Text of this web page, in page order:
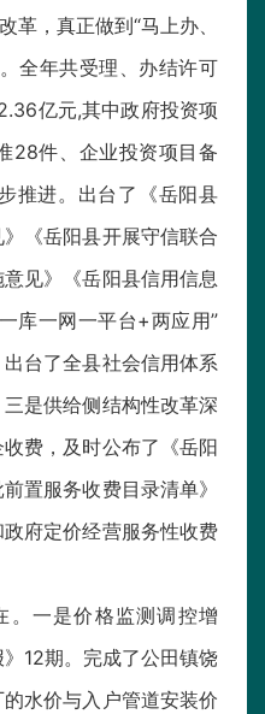
革，真正做到“马上办、
全年共受理、办结许可
亿元,其中政府投资项
28件、企业投资项目备
推进。出台了《岳阳县
《岳阳县开展守信联合
见》《岳阳县信用信息
库一网一平台+两应用”
台了全县社会信用体系
是供给侧结构性改革深
费，及时公布了《岳阳
置服务收费目录清单》
府定价经营服务性收费
。一是价格监测调控增
12期。完成了公田镇饶
水价与入户管道安装价